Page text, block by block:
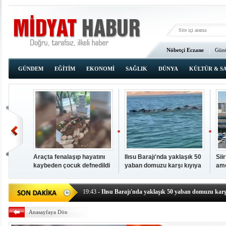
Nöbetçi Eczane
Ana Sayfa
GÜNDEM
EĞİTİM EKONOMİ SAĞLIK DÜNYA KÜLTÜR &
Araçta fenalaşıp hayatını
kaybeden çocuk defnedildi
Ilısu Barajı'nda yaklaşık 50
yaban domuzu karşı kıyıya
- OKUMAK İÇİN TIKLAYIN
19:43 - Ilısu Barajı'nda yaklaşık 50 yaban domuzu
19:42- Hacıoğlu: UMKE ekipleri bilgi, cesaret ve
19:08- HÜDA PAR Şırnak il başkanı Yalçın:
Anasayfaya Dön